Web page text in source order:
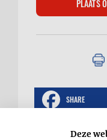
SHARE
Deze